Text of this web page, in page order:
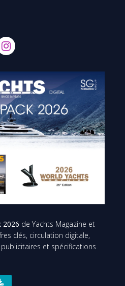
2026 de Yachts Magazine et
clés, circulation digitale,
et spécifications